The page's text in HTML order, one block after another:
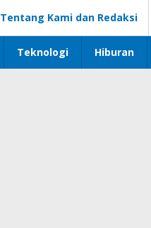
Tentang Kami dan Redaksi
Teknologi Hiburan